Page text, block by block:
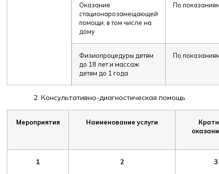
Оказание
стационарозамещающей
помощи, в том числе на
дому
По
Физиопроцедуры детям
до 18 лет и массаж
детям до 1 года
По
2. Консультативно-диагностическая помощь
Мероприятия Наименование услуги
1 2 3